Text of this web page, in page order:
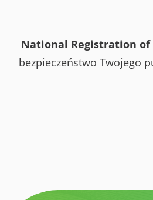
National Registration of
bezpieczeństwo Twojego